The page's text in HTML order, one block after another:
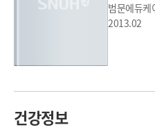
범문에듀케
2013.02
건강정보